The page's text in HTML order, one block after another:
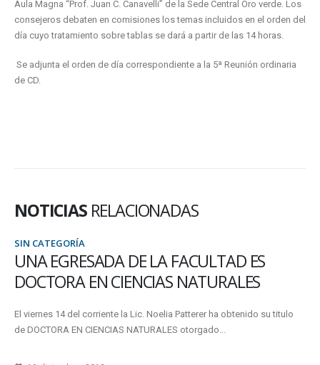
Aula Magna “Prof. Juan C. Canavelli” de la Sede Central Oro verde. Los
consejeros debaten en comisiones los temas incluidos en el orden del
día cuyo tratamiento sobre tablas se dará a partir de las 14 horas.
Se adjunta el orden de día correspondiente a la 5ª Reunión ordinaria
de CD.
NOTICIAS RELACIONADAS
SIN CATEGORÍA
TESISTAS DE LA LICENCIATURA EN
SEGURIDAD PÚBLICA DEFENDERÁN SU
Tesistas de la Licenciatura en Seguridad Pública defenderán su tesis